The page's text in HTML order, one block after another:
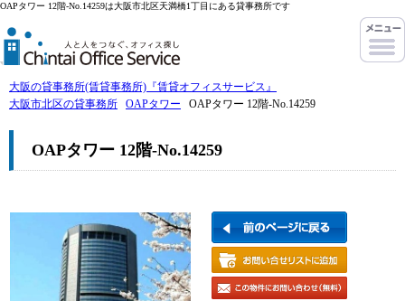
OAPタワー 12階-No.14259は大阪市北区天満橋1丁目にある貸事務所です
大阪の貸事務所(賃貸事務所)『賃貸オフィスサービス』
大阪市北区の貸事務所
OAPタワー OAPタワー 12階-No.14259
OAPタワー 12階-No.14259